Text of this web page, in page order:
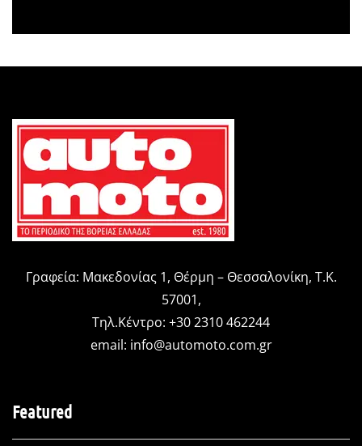
Γραφεία: Μακεδονίας 1, Θέρμη – Θεσσαλονίκη, Τ.Κ.
57001,
Τηλ.Κέντρο: +30 2310 462244
email: info@automoto.com.gr
Featured